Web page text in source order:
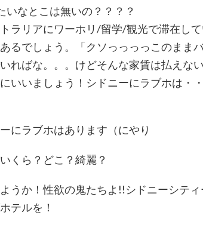
いなとこは無いの？？？？
ラリアにワーホリ/留学/観光で滞在し
るでしょう。「クソっっっっこのまま
ればな。。。けどそんな家賃は払えな
いいましょう！シドニーにラブホは・
にラブホはあります（にやり
くら？どこ？綺麗？
うか！性欲の鬼たちよ!!シドニーシテ
テルを！